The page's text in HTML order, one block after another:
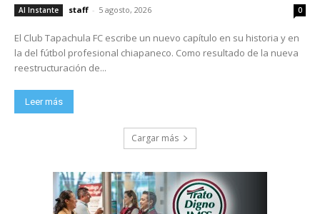
Al Instante staff - 5 agosto, 2026 0
El Club Tapachula FC escribe un nuevo capítulo en su historia y en
la del fútbol profesional chiapaneco. Como resultado de la nueva
reestructuración de...
Leer más
Cargar más